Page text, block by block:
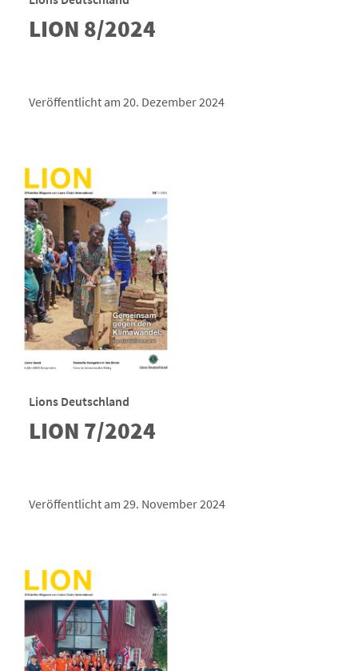
LION 8/2024
Veröffentlicht am 20. Dezember 2024
Lions Deutschland
LION 7/2024
Veröffentlicht am 29. November 2024